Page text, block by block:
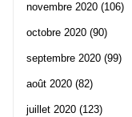
novembre 2020 (106)
octobre 2020 (90)
septembre 2020 (99)
août 2020 (82)
juillet 2020 (123)